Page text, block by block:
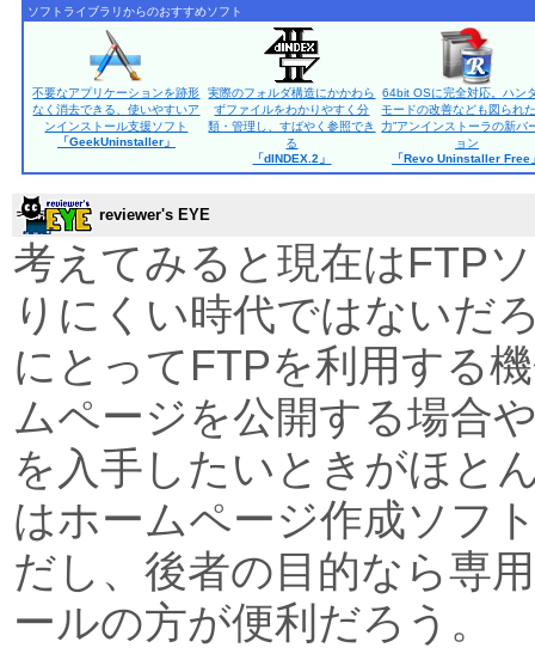
ソフトライブラリからのおすすめソフト
不要なアプリケーションを跡形
なく消去できる、使いやすいア
ンインストール支援ソフト
「GeekUninstaller」
実際のフォルダ構造にかかわら
ずファイルをわかりやすく分
類・管理し、すばやく参照でき
る
「dINDEX.2」
64bit OSに完全対応。ハン
モードの改善なども図られ
力”アンインストーラの新バ
ョン
「Revo Uninstaller Free
reviewer's EYE
考えてみると現在はFTP
りにくい時代ではないだ
にとってFTPを利用する
ムページを公開する場合
を入手したいときがほと
はホームページ作成ソフ
だし、後者の目的なら専
ールの方が便利だろう。